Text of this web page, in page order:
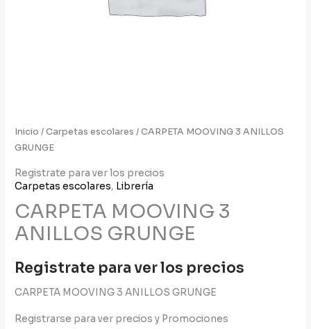
Inicio / Carpetas escolares / CARPETA MOOVING 3 ANILLOS
GRUNGE
Registrate para ver los precios
Carpetas escolares, Librería
CARPETA MOOVING 3
ANILLOS GRUNGE
Registrate para ver los precios
CARPETA MOOVING 3 ANILLOS GRUNGE
Registrarse para ver precios y Promociones